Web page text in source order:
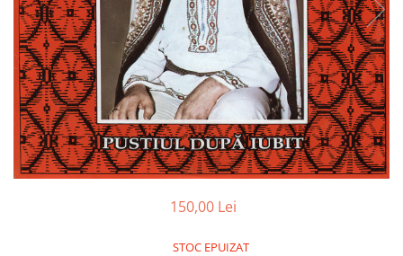
Viniluri Românești
Colecția Electrecord
150,00 Lei
STOC EPUIZAT